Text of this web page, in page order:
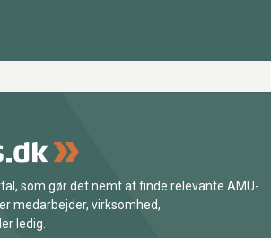
som gør det nemt at finde relevante AMU-
medarbejder, virksomhed,
ledig.